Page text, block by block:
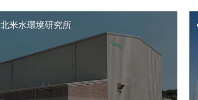
北米水環境研究所